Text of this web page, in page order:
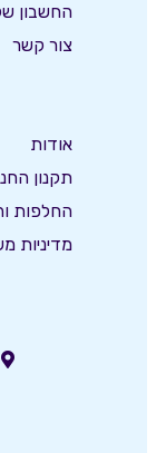
החשבון
צור קשר
אודות
תקנון
החלפות
מדיניות